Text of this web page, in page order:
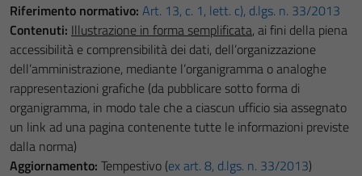
Riferimento normativo: Art. 13, c. 1, lett. c), d.lgs. n. 33/2013
Contenuti: Illustrazione in forma semplificata, ai fini della piena
accessibilità e comprensibilità dei dati, dell’organizzazione
dell’amministrazione, mediante l’organigramma o analoghe
rappresentazioni grafiche (da pubblicare sotto forma di
organigramma, in modo tale che a ciascun ufficio sia assegnato
un link ad una pagina contenente tutte le informazioni previste
dalla norma)
Aggiornamento: Tempestivo (ex art. 8, d.lgs. n. 33/2013)